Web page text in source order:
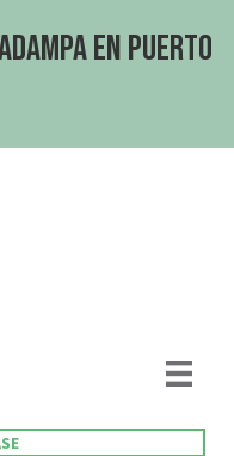
en Puerto